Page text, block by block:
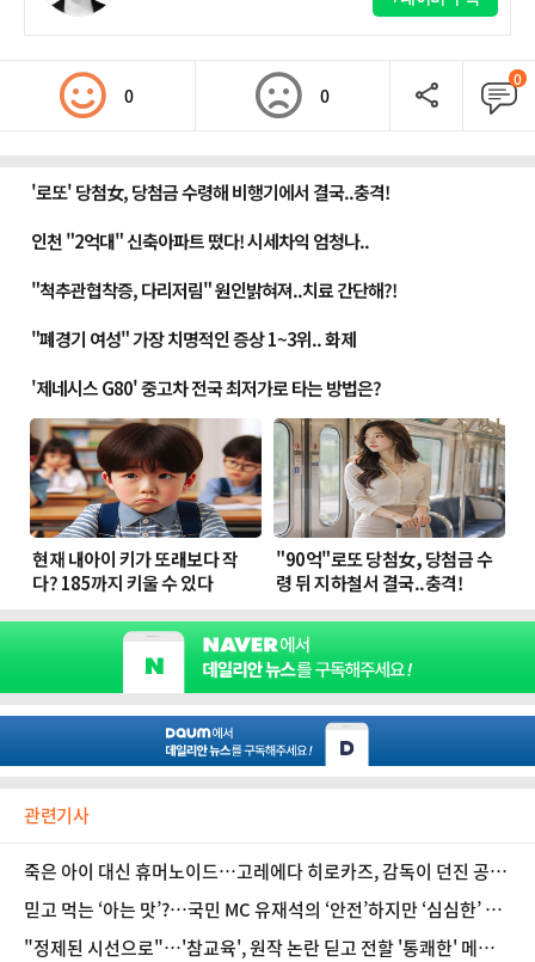
0 0
0
관련기사
죽은 아이 대신 휴머노이드…고레에다 히로카즈, 감독이 던진 공존
의 질문 [D:현장]
믿고 먹는 ‘아는 맛’?…국민 MC 유재석의 ‘안전’하지만 ‘심심한’ 선
택 [D:이슈]
"정제된 시선으로"…'참교육', 원작 논란 딛고 전할 '통쾌한' 메시지